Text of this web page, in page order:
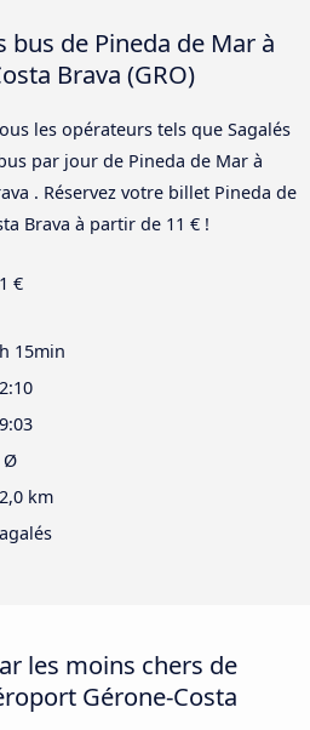
de Pineda de Mar à
Brava (GRO)
les opérateurs tels que Sagalés
par jour de Pineda de Mar à
. Réservez votre billet Pineda de
Brava à partir de 11 € !
€
15min
Ø
km
les moins chers de
Gérone-Costa